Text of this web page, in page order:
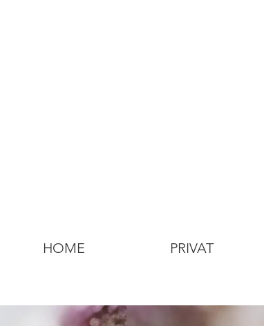
HOME PRIVAT